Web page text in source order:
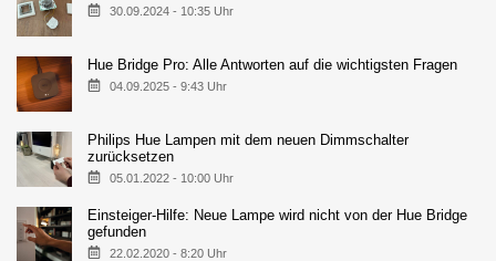
30.09.2024 - 10:35 Uhr
Hue Bridge Pro: Alle Antworten auf die wichtigsten Fragen
04.09.2025 - 9:43 Uhr
Philips Hue Lampen mit dem neuen Dimmschalter
zurücksetzen
05.01.2022 - 10:00 Uhr
Einsteiger-Hilfe: Neue Lampe wird nicht von der Hue Bridge
gefunden
22.02.2020 - 8:20 Uhr